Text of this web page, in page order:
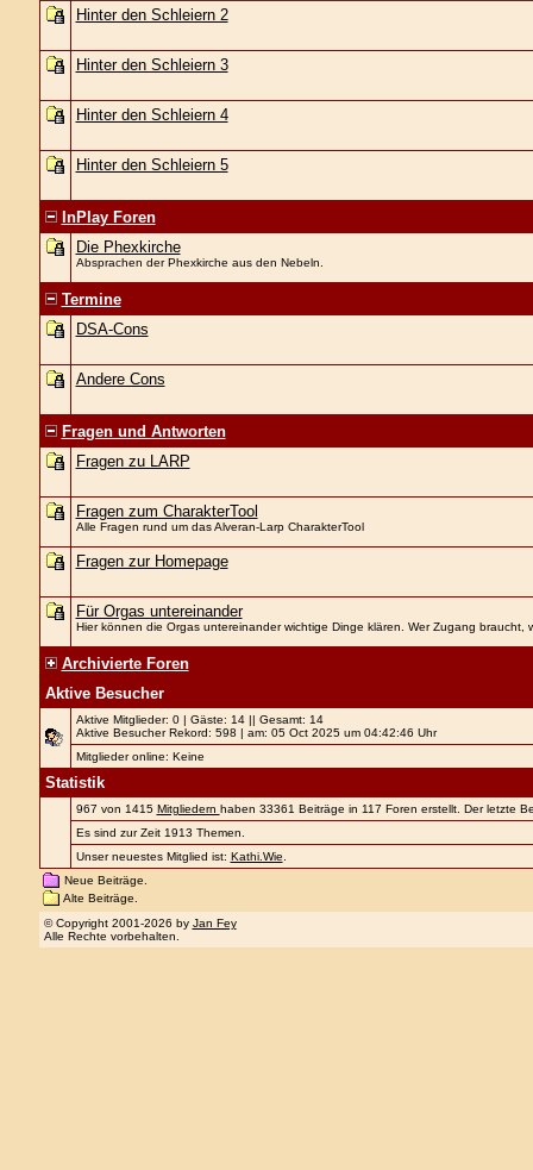
Hinter den Schleiern 2
Hinter den Schleiern 3
Hinter den Schleiern 4
Hinter den Schleiern 5
InPlay Foren
Die Phexkirche
Absprachen der Phexkirche aus den Nebeln.
Termine
DSA-Cons
Andere Cons
Fragen und Antworten
Fragen zu LARP
Fragen zum CharakterTool
Alle Fragen rund um das Alveran-Larp CharakterTool
Fragen zur Homepage
Für Orgas untereinander
Hier können die Orgas untereinander wichtige Dinge klären. Wer Zugang braucht,
Archivierte Foren
Aktive Besucher
Aktive Mitglieder: 0 | Gäste: 14 || Gesamt: 14
Aktive Besucher Rekord: 598 | am: 05 Oct 2025 um 04:42:46 Uhr
Mitglieder online: Keine
Statistik
967 von 1415 Mitgliedern haben 33361 Beiträge in 117 Foren erstellt. Der letzte
Es sind zur Zeit 1913 Themen.
Unser neuestes Mitglied ist: Kathi.Wie
Neue Beiträge.
Alte Beiträge.
© Copyright 2001-2026 by Jan Fey
Alle Rechte vorbehalten.